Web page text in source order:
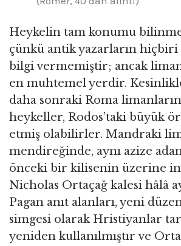
Heykelin tam konumu
çünkü antik yazarların hiçbiri
bilgi vermemiştir; ancak
en muhtemel yerdir.
daha sonraki Roma
heykeller, Rodos’taki büyük
etmiş olabilirler. Mandraki
mendireğinde, aynı azize
önceki bir kilisenin üzerine
Nicholas Ortaçağ kalesi hâlâ
Pagan anıt alanları, yeni
simgesi olarak Hristiyanlar
yeniden kullanılmıştır ve